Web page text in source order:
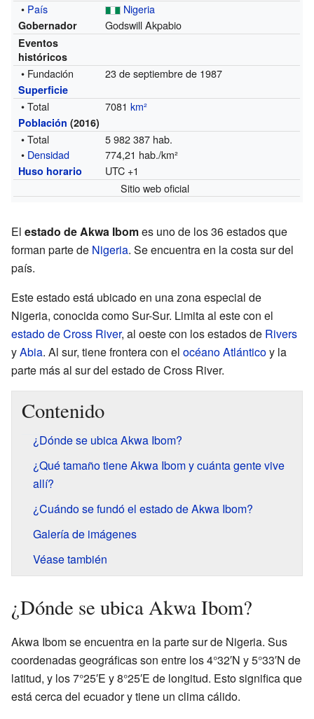
• País Nigeria
Gobernador Godswill Akpabio
Eventos
históricos
• Fundación 23 de septiembre de 1987
Superficie
• Total 7081km²
Población (2016)
• Total
5 982 387 hab.
• Densidad 774,21 hab./km²
Huso horario
UTC +1
Sitio web oficial
El estado de Akwa Ibomes uno de los 36 estados que
forman parte de Nigeria. Se encuentra en la costa sur del
país.
Este estado está ubicado en una zona especial de
Nigeria, conocida como Sur-Sur. Limita al este con el
estado de Cross River, al oeste con los estados de Rivers
yAbia. Al sur, tiene frontera con el océano Atlánticoy la
parte más al sur del estado de Cross River.
Contenido
¿Dónde se ubica Akwa Ibom?
¿Qué tamaño tiene Akwa Ibom y cuánta gente vive
allí?
¿Cuándo se fundó el estado de Akwa Ibom?
Galería de imágenes
Véase también
¿Dónde se ubica Akwa Ibom?
Akwa Ibom se encuentra en la parte sur de Nigeria. Sus
coordenadas geográficas son entre los 4°32′N y 5°33′N de
latitud, y los 7°25′E y 8°25′E de longitud. Esto significa que
está cerca del ecuador y tiene un clima cálido.